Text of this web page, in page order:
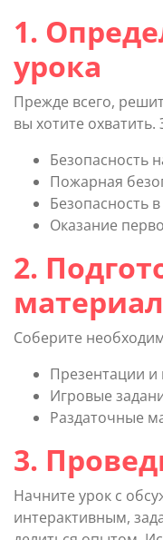
1.
урока
Прежде всего,
вы хотите охватить.
Безопасность
Пожарная
Безопасность
Оказание
2.
Соберите
Презентации и
Игровые
Раздаточные
3.
Начните урок с
интерактивным,